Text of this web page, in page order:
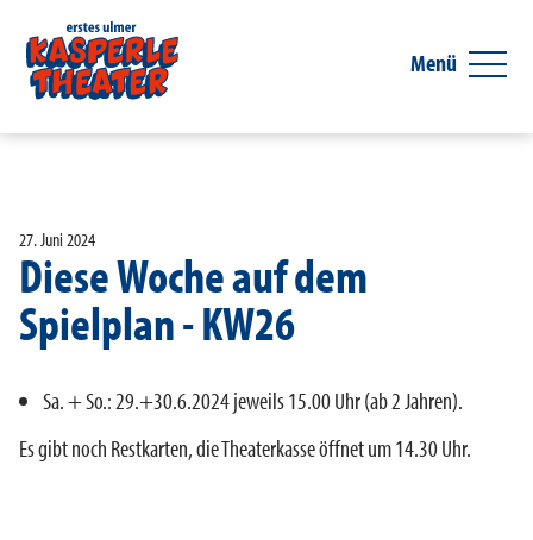
Menü
27. Juni 2024
Diese Woche auf dem
Spielplan - KW26
Sa. + So.: 29.+30.6.2024 jeweils 15.00 Uhr (ab 2 Jahren).
Es gibt noch Restkarten, die Theaterkasse öffnet um 14.30 Uhr.